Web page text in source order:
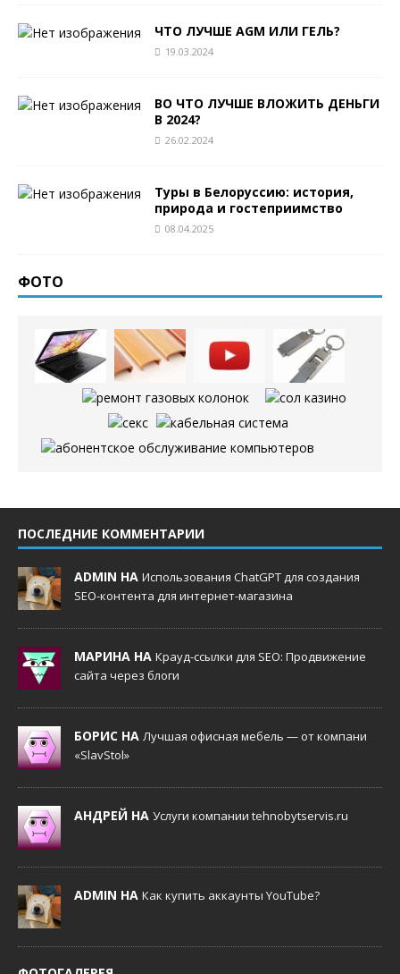
ЧТО ЛУЧШЕ AGM ИЛИ ГЕЛЬ?
19.03.2024
ВО ЧТО ЛУЧШЕ ВЛОЖИТЬ ДЕНЬГИ
В 2024?
26.02.2024
Туры в Белоруссию: история,
природа и гостеприимство
08.04.2025
ФОТО
ПОСЛЕДНИЕ КОММЕНТАРИИ
ADMIN НА Использования ChatGPT для создания
SEO-контента для интернет-магазина
МАРИНА НА Крауд-ссылки для SEO: Продвижение
сайта через блоги
БОРИС НА Лучшая офисная мебель — от компани
«SlavStol»
АНДРЕЙ НА Услуги компании tehnobytservis.ru
ADMIN НА Как купить аккаунты YouTube?